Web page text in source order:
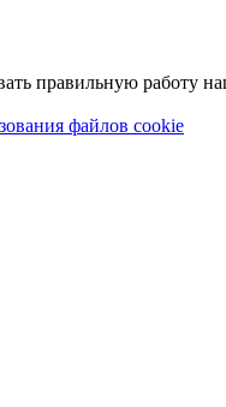
правильную работу
файлов cookie